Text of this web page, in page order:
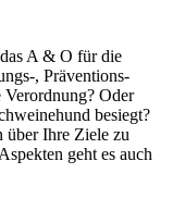
A & O für die
, Präventions-
Verordnung? Oder
besiegt?
über Ihre Ziele zu
geht es auch